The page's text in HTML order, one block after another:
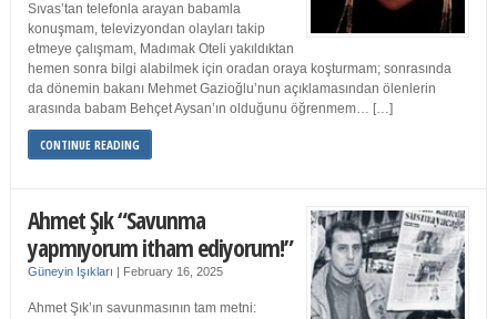
Sıvas’tan telefonla arayan babamla
konuşmam, televizyondan olayları takip
etmeye çalışmam, Madımak Oteli yakıldıktan
hemen sonra bilgi alabilmek için oradan oraya koşturmam; sonrasında
da dönemin bakanı Mehmet Gazioğlu’nun açıklamasından ölenlerin
arasında babam Behçet Aysan’ın olduğunu öğrenmem… […]
CONTINUE READING
Ahmet Şık “Savunma
yapmıyorum itham ediyorum!”
Güneyin Işıkları | February 16, 2025
Ahmet Şık’ın savunmasının tam metni: